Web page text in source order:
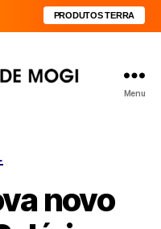
PRODUTOS TERRA
Menu
novo